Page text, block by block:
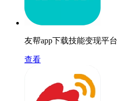
友帮app下载技能变现平台
查看